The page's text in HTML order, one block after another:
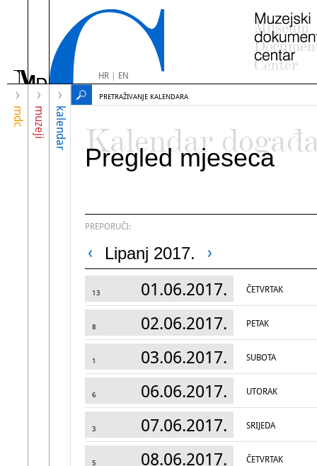
HR| EN
mdc muzeji kalendar
PRETRAŽIVANJE KALENDARA
Kalendar
Pregled mjeseca
PREPORUČI:
Lipanj 2017.
13 01.06.2017. ČETVRTAK
8 02.06.2017. PETAK
1 03.06.2017. SUBOTA
6 06.06.2017. UTORAK
3 07.06.2017. SRIJEDA
5 08.06.2017. ČETVRTAK